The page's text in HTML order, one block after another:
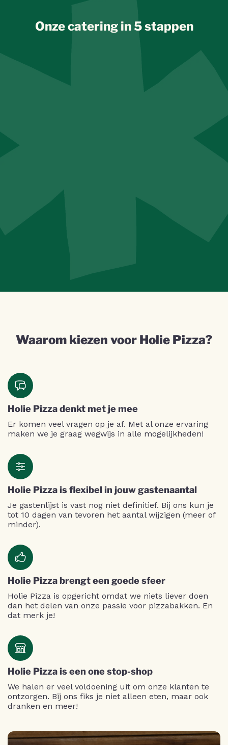
Onze catering in 5 stappen
Waarom kiezen voor Holie Pizza?
Holie Pizza denkt met je mee
Er komen veel vragen op je af. Met al onze ervaring
maken we je graag wegwijs in alle mogelijkheden!
Holie Pizza is flexibel in jouw gastenaantal
Je gastenlijst is vast nog niet definitief. Bij ons kun je
tot 10 dagen van tevoren het aantal wijzigen (meer of
minder).
Holie Pizza brengt een goede sfeer
Holie Pizza is opgericht omdat we niets liever doen
dan het delen van onze passie voor pizzabakken. En
dat merk je!
Holie Pizza is een one stop-shop
We halen er veel voldoening uit om onze klanten te
ontzorgen. Bij ons fiks je niet alleen eten, maar ook
dranken en meer!